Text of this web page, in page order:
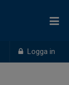
Logga in